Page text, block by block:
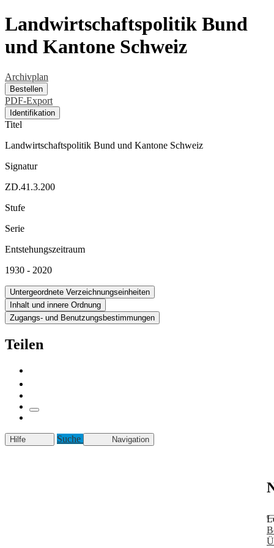
Landwirtschaftspolitik Bund
und Kantone Schweiz
Archivplan
Bestellen
PDF-Export
Identifikation
Titel
Landwirtschaftspolitik Bund und Kantone Schweiz
Signatur
ZD.41.3.200
Stufe
Serie
Entstehungszeitraum
1930 - 2020
Untergeordnete Verzeichnungseinheiten
Inhalt und innere Ordnung
Zugangs- und Benutzungsbestimmungen
Teilen
Hilfe Suche Navigation